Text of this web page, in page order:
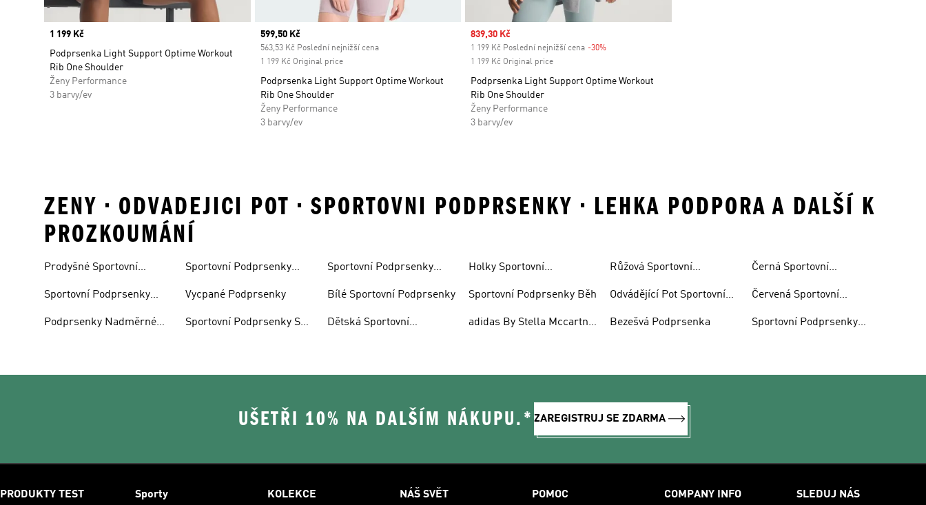
Price
1 199 Kč
Podprsenka Light Support Optime Workout
Rib One Shoulder
Ženy Performance
3 barvy/ev
Current price
599,50 Kč
563,53 Kč Poslední nejnižší cena
1 199 Kč Original price
Podprsenka Light Support Optime Workout
Rib One Shoulder
Ženy Performance
3 barvy/ev
Sale price
839,30 Kč
1 199 Kč Poslední nejnižší cena -30%
1 199 Kč Original price
Podprsenka Light Support Optime Workout
Rib One Shoulder
Ženy Performance
3 barvy/ev
ZENY • ODVADEJICI POT • SPORTOVNI PODPRSENKY • LEHKA PODPORA A DALŠÍ K
PROZKOUMÁNÍ
Prodyšné Sportovní
Sportovní Podprsenky
Podprsenky Nadměrné
Sportovní Podprsenky
Vycpané Podprsenky
Sportovní Podprsenky S
Sportovní Podprsenky
Bílé Sportovní Podprsenky
Dětská Sportovní
Holky Sportovní
Sportovní Podprsenky Běh
adidas By Stella Mccartney
Růžová Sportovní
Odvádějící Pot Sportovní
Bezešvá Podprsenka
Černá Sportovní
Červená Sportovní
Sportovní Podprsenky
UŠETŘI 10% NA DALŠÍM NÁKUPU.* ZAREGISTRUJ SE ZDARMA
PRODUKTY TEST Sporty KOLEKCE NÁŠ SVĚT POMOC COMPANY INFO SLEDUJ NÁS